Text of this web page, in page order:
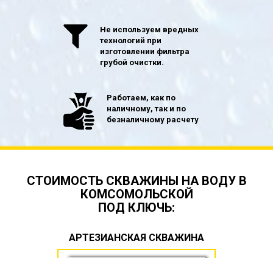
Не используем вредных
технологий при
изготовлении фильтра
грубой очистки.
Работаем, как по
наличному, так и по
безналичному расчету
СТОИМОСТЬ СКВАЖИНЫ НА ВОДУ В
КОМСОМОЛЬСКОЙ
ПОД КЛЮЧЬ:
АРТЕЗИАНСКАЯ СКВАЖИНА